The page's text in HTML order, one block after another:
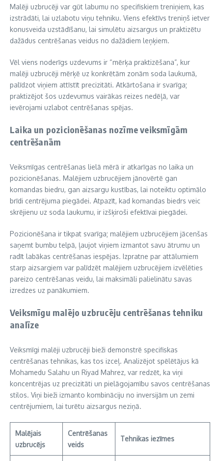
Malēji uzbrucēji var gūt labumu no specifiskiem treniņiem, kas
izstrādāti, lai uzlabotu viņu tehniku. Viens efektīvs treniņš ietver
konusveida uzstādīšanu, lai simulētu aizsargus un praktizētu
dažādus centrēšanas veidus no dažādiem leņķiem.
Vēl viens noderīgs uzdevums ir “mērķa praktizēšana”, kur
malēji uzbrucēji mērķē uz konkrētām zonām soda laukumā,
palīdzot viņiem attīstīt precizitāti. Atkārtošana ir svarīga;
praktizējot šos uzdevumus vairākas reizes nedēļā, var
ievērojami uzlabot centrēšanas spējas.
Laika un pozicionēšanas nozīme veiksmīgām
centrēšanām
Veiksmīgas centrēšanas lielā mērā ir atkarīgas no laika un
pozicionēšanas. Malējiem uzbrucējiem jānovērtē gan
komandas biedru, gan aizsargu kustības, lai noteiktu optimālo
brīdi centrējuma piegādei. Atpazīt, kad komandas biedrs veic
skrējienu uz soda laukumu, ir izšķiroši efektīvai piegādei.
Pozicionēšana ir tikpat svarīga; malējiem uzbrucējiem jācenšas
saņemt bumbu telpā, ļaujot viņiem izmantot savu ātrumu un
radīt labākas centrēšanas iespējas. Izpratne par attālumiem
starp aizsargiem var palīdzēt malējiem uzbrucējiem izvēlēties
pareizo centrēšanas veidu, lai maksimāli palielinātu savas
izredzes uz panākumiem.
Veiksmīgu malējo uzbrucēju centrēšanas tehniku
analīze
Veiksmīgi malēji uzbrucēji bieži demonstrē specifiskas
centrēšanas tehnikas, kas tos izceļ. Analizējot spēlētājus kā
Mohamedu Salahu un Riyad Mahrez, var redzēt, ka viņi
koncentrējas uz precizitāti un pielāgojamību savos centrēšanas
stilos. Viņi bieži izmanto kombināciju no inversijām un zemi
centrējumiem, lai turētu aizsargus neziņā.
Malējais
uzbrucējs
Centrēšanas
veids
Tehnikas iezīmes